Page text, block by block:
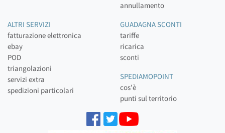
annullamento
ALTRI SERVIZI
fatturazione elettronica
ebay
POD
triangolazioni
servizi extra
spedizioni particolari
GUADAGNA SCONTI
tariffe
ricarica
sconti
SPEDIAMOPOINT
cos'è
punti sul territorio